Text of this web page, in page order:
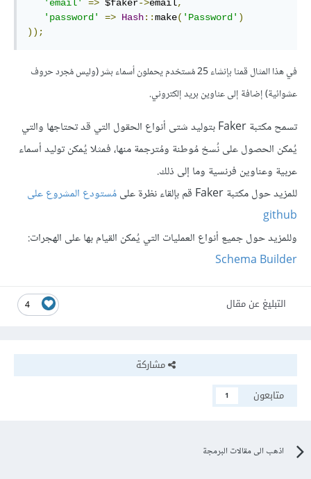
'email'
=> $faker->email,
'password'
=> Hash::make( 'Password' )
));
في هذا المثال قمنا بإنشاء 25 مُستخدم يحملون أسماء بشر (وليس مُجرد حروف
عشوائية) إضافة إلى عناوين بريد إلكتروني.
تسمح مكتبة Faker بتوليد شتى أنواع الحقول التي قد تحتاجها والتي
يُمكن الحصول على نُسخ مُوطنة ومُترجمة منها، فمثلا يُمكن توليد أسماء
عربية وعناوين فرنسية وما إلى ذلك.
للمزيد حول مكتبة Faker قم بإلقاء نظرة على
مُستودع المشروع على
github
وللمزيد حول جميع أنواع العمليات التي يُمكن القيام بها على الهجرات:
Schema Builder
4 التبليغ عن مقال
مشاركة
متابعون
1
اذهب الى مقالات البرمجة